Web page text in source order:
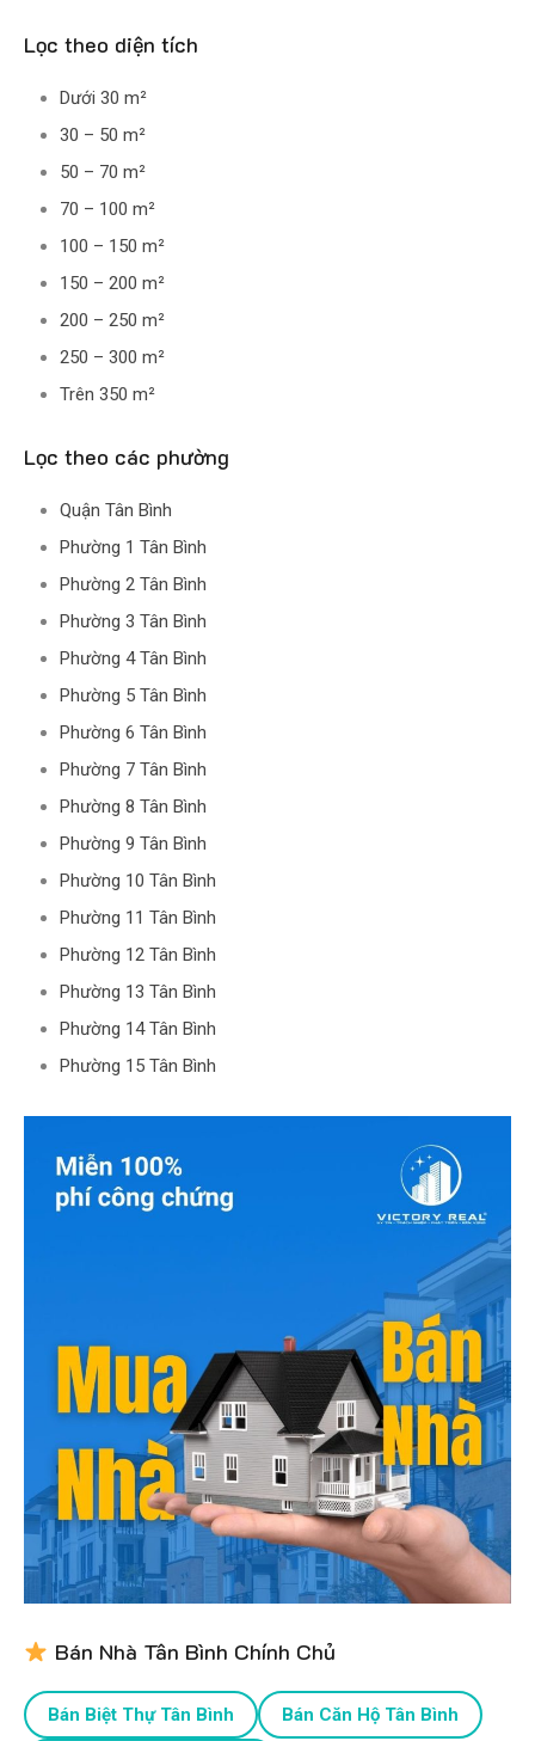
Lọc theo diện tích
Dưới 30 m²
30 – 50 m²
50 – 70 m²
70 – 100 m²
100 – 150 m²
150 – 200 m²
200 – 250 m²
250 – 300 m²
Trên 350 m²
Lọc theo các phường
Quận Tân Bình
Phường 1 Tân Bình
Phường 2 Tân Bình
Phường 3 Tân Bình
Phường 4 Tân Bình
Phường 5 Tân Bình
Phường 6 Tân Bình
Phường 7 Tân Bình
Phường 8 Tân Bình
Phường 9 Tân Bình
Phường 10 Tân Bình
Phường 11 Tân Bình
Phường 12 Tân Bình
Phường 13 Tân Bình
Phường 14 Tân Bình
Phường 15 Tân Bình
Bán Nhà Tân Bình Chính Chủ
Bán Biệt Thự Tân Bình Bán Căn Hộ Tân Bình